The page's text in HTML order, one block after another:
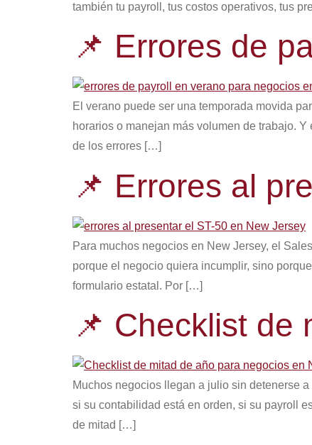
también tu payroll, tus costos operativos, tus
📌 Errores de
El verano puede ser una temporada movida
horarios o manejan más volumen de trabajo.
de los errores […]
📌 Errores al
Para muchos negocios en New Jersey, el
porque el negocio quiera incumplir, sino
formulario estatal. Por […]
📌 Checklist de
Muchos negocios llegan a julio sin detenerse
si su contabilidad está en orden, si su payroll
de mitad […]